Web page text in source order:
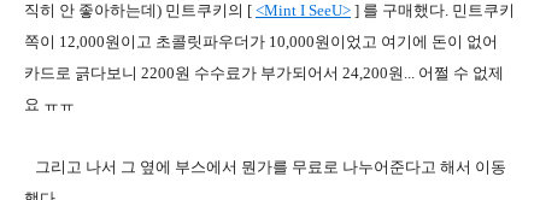
직히 안 좋아하는데) 민트쿠키의 [ <Mint I SeeU> ] 를 구매했다. 민트쿠키
쪽이 12,000원이고 초콜릿파우더가 10,000원이었고 여기에 돈이 없어
카드로 긁다보니 2200원 수수료가 부가되어서 24,200원... 어쩔 수 없제
요 ㅠㅠ
그리고 나서 그 옆에 부스에서 뭔가를 무료로 나누어준다고 해서 이동